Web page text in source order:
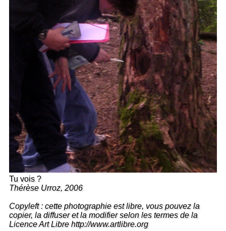
Tu vois ?
Thérèse Urroz, 2006
Copyleft : cette photographie est libre, vous pouvez la
copier, la diffuser et la modifier selon les termes de la
Licence Art Libre http://www.artlibre.org